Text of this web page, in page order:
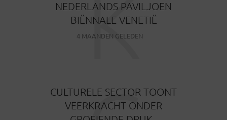
NEDERLANDS PAVILJOEN
BIËNNALE VENETIË
4 MAANDEN GELEDEN
K
CULTURELE SECTOR TOONT
VEERKRACHT ONDER